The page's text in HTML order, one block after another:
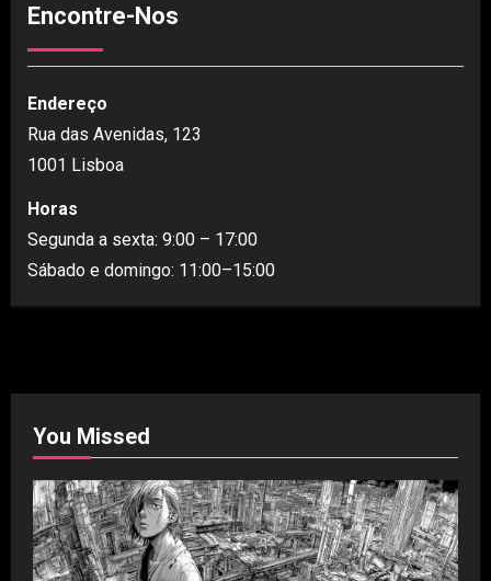
Encontre-Nos
Endereço
Rua das Avenidas, 123
1001 Lisboa
Horas
Segunda a sexta: 9:00 – 17:00
Sábado e domingo: 11:00–15:00
You Missed